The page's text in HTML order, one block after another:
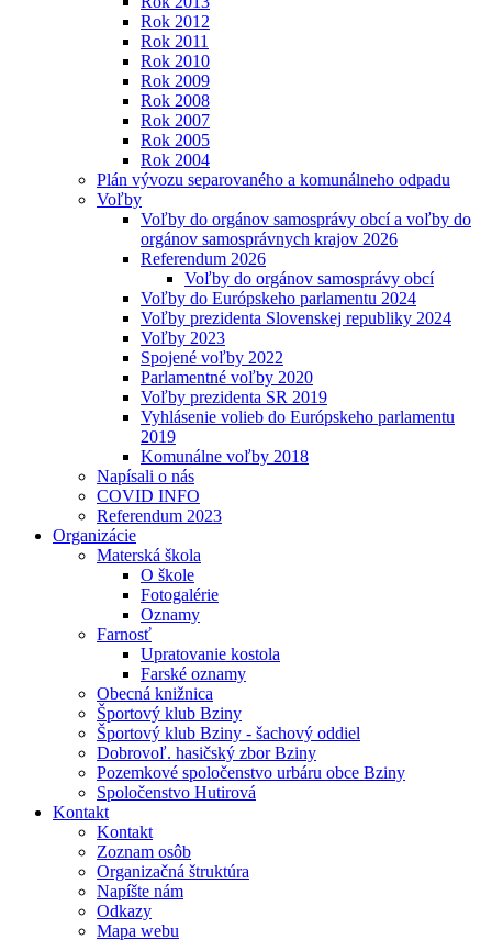
Rok 2012
Rok 2011
Rok 2010
Rok 2009
Rok 2008
Rok 2007
Rok 2005
Rok 2004
Plán vývozu separovaného a komunálneho odpadu
Voľby
Voľby do orgánov samosprávy obcí a voľby do
orgánov samosprávnych krajov 2026
Referendum 2026
Voľby do orgánov samosprávy obcí
Voľby do Európskeho parlamentu 2024
Voľby prezidenta Slovenskej republiky 2024
Voľby 2023
Spojené voľby 2022
Parlamentné voľby 2020
Voľby prezidenta SR 2019
Vyhlásenie volieb do Európskeho parlamentu
2019
Komunálne voľby 2018
Napísali o nás
COVID INFO
Referendum 2023
Organizácie
Materská škola
O škole
Fotogalérie
Oznamy
Farnosť
Upratovanie kostola
Farské oznamy
Obecná knižnica
Športový klub Bziny
Športový klub Bziny - šachový oddiel
Dobrovoľ. hasičský zbor Bziny
Pozemkové spoločenstvo urbáru obce Bziny
Spoločenstvo Hutirová
Kontakt
Kontakt
Zoznam osôb
Organizačná štruktúra
Napíšte nám
Odkazy
Mapa webu